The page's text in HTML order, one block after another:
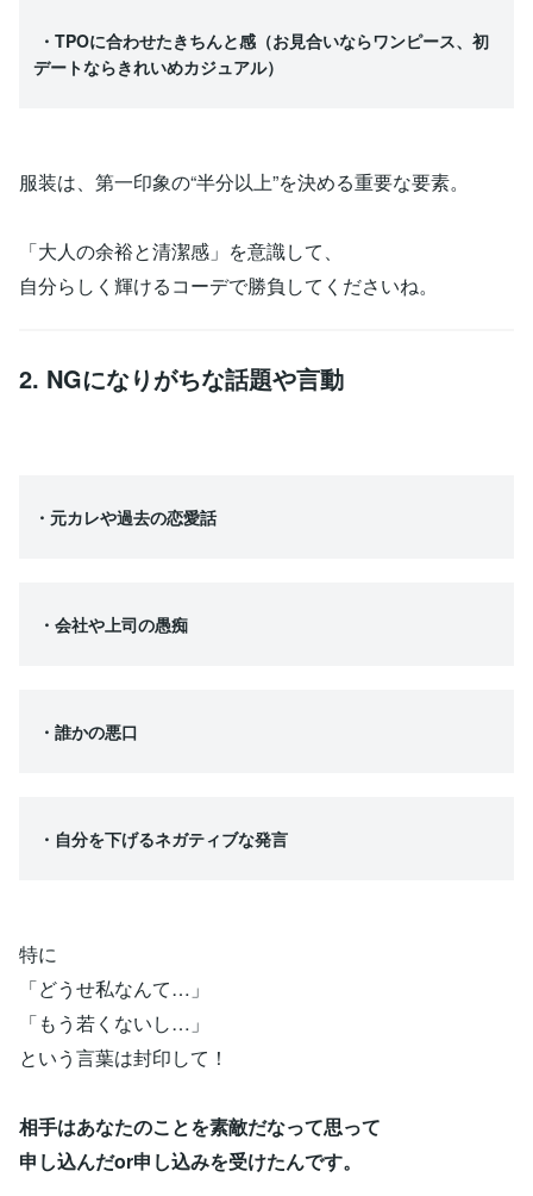
・TPOに合わせたきちんと感（お見合いならワンピース、初
デートならきれいめカジュアル）
服装は、第一印象の“半分以上”を決める重要な要素。
「大人の余裕と清潔感」を意識して、
自分らしく輝けるコーデで勝負してくださいね。
2. NGになりがちな話題や言動
・元カレや過去の恋愛話
・会社や上司の愚痴
・誰かの悪口
・自分を下げるネガティブな発言
特に
「どうせ私なんて…」
「もう若くないし…」
という言葉は封印して！
相手はあなたのことを素敵だなって思って
申し込んだor申し込みを受けたんです。